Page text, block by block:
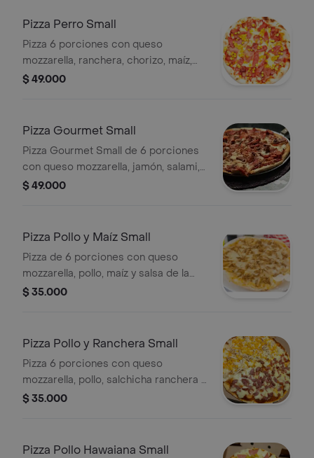
Pizza Perro Small
Pizza 6 porciones con queso
mozzarella, ranchera, chorizo, maíz,
pollo, papa chongo, pimentón, cebolla
$ 49.000
Pizza Gourmet Small
Pizza Gourmet Small de 6 porciones
con queso mozzarella, jamón, salami,
pepperoni, ranchera, chorizo,
salsa de la casa.
$ 49.000
Pizza Pollo y Maíz Small
Pizza de 6 porciones con queso
mozzarella, pollo, maíz y salsa de la
casa.
$ 35.000
Pizza Pollo y Ranchera Small
Pizza 6 porciones con queso
mozzarella, pollo, salchicha ranchera y
salsa de la casa.
$ 35.000
Pizza Pollo Hawaiana Small